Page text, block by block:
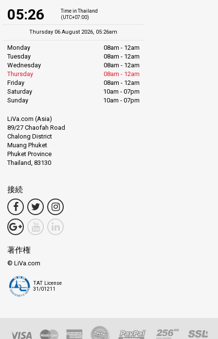
05:26
Time in Thailand
(UTC+07:00)
Thursday 06 August 2026, 05:26am
Monday
08am - 12am
Tuesday
08am - 12am
Wednesday
08am - 12am
Thursday
08am - 12am
Friday
08am - 12am
Saturday
10am - 07pm
Sunday
10am - 07pm
LiVa.com (Asia)
89/27 Chaofah Road
Chalong District
Muang Phuket
Phuket Province
Thailand, 83130
接続
著作権
© LiVa.com
TAT License
31/01211